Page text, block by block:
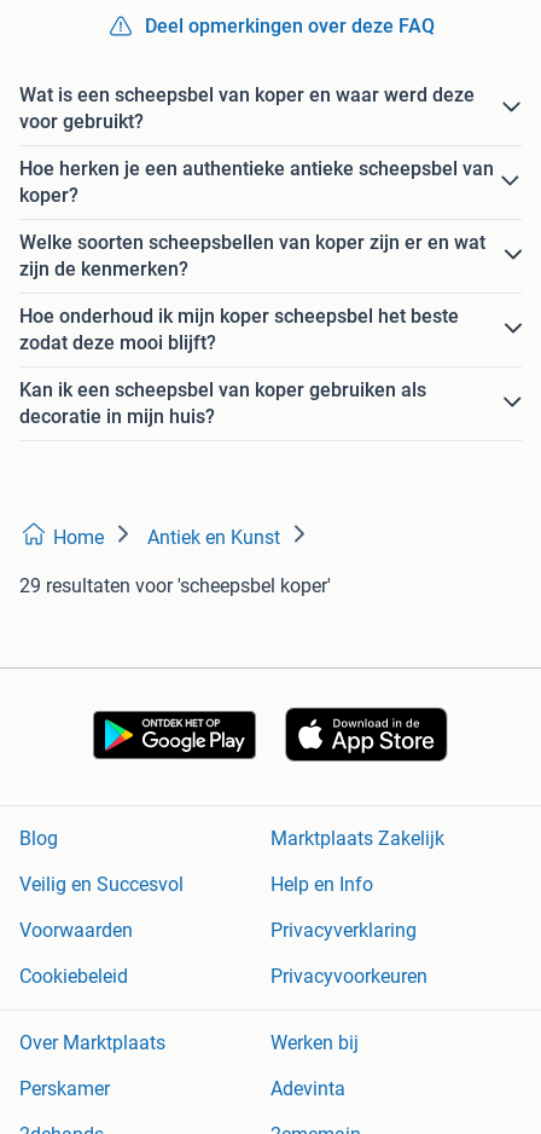
Deel opmerkingen over deze FAQ
Wat is een scheepsbel van koper en waar werd deze
voor gebruikt?
Hoe herken je een authentieke antieke scheepsbel van
koper?
Welke soorten scheepsbellen van koper zijn er en wat
zijn de kenmerken?
Hoe onderhoud ik mijn koper scheepsbel het beste
zodat deze mooi blijft?
Kan ik een scheepsbel van koper gebruiken als
decoratie in mijn huis?
Home Antiek en Kunst
29 resultaten voor 'scheepsbel koper'
Blog
Marktplaats Zakelijk
Veilig en Succesvol
Help en Info
Voorwaarden
Privacyverklaring
Cookiebeleid
Privacyvoorkeuren
Over Marktplaats
Werken bij
Perskamer
Adevinta